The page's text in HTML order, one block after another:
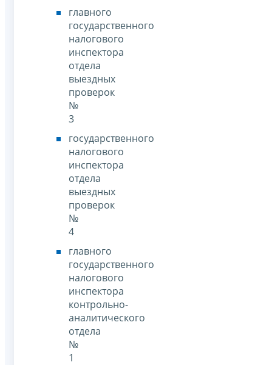
главного
государственного
налогового
инспектора
отдела
выездных
проверок
№
3
государственного
налогового
инспектора
отдела
выездных
проверок
№
4
главного
государственного
налогового
инспектора
контрольно-
аналитического
отдела
№
1